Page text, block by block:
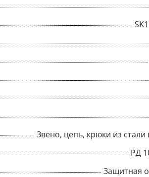
Звено, цепь, крюки из стали
РД
Защитная